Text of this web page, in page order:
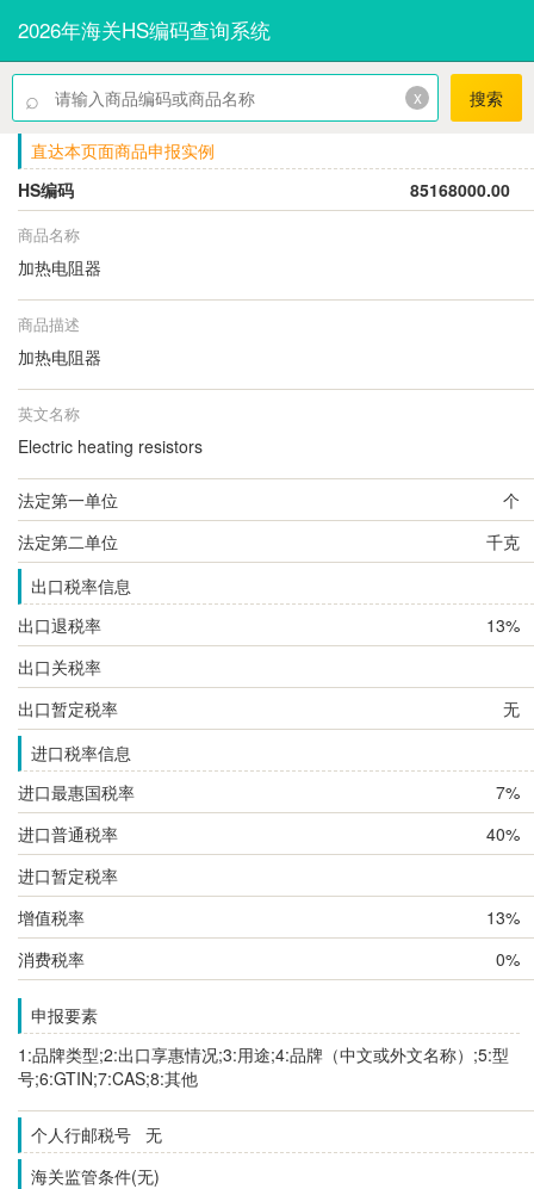
2026年海关HS编码查询系统
⌕ x 搜索
直达本页面商品申报实例
HS编码
85168000.00
商品名称
加热电阻器
商品描述
加热电阻器
英文名称
Electric heating resistors
法定第一单位
个
法定第二单位
千克
出口税率信息
出口退税率
13%
出口关税率
出口暂定税率
无
进口税率信息
进口最惠国税率
7%
进口普通税率
40%
进口暂定税率
增值税率
13%
消费税率
0%
申报要素
1:品牌类型;2:出口享惠情况;3:用途;4:品牌（中文或外文名称）;5:型
号;6:GTIN;7:CAS;8:其他
个人行邮税号 无
海关监管条件(无)